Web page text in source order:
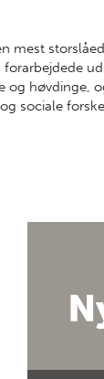
mest
og høvdinge,
sociale